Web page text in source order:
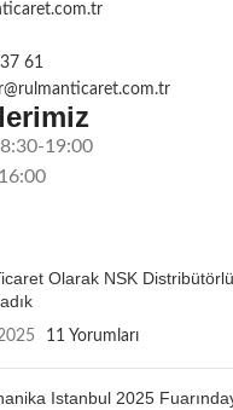
61
19:00
Olarak NSK
11 Yorumları
Istanbul 2025